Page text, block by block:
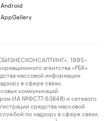
Android
AppGallery
1995–
агентства «РБК»
массовой информации
в сфере связи,
коммуникаций
ИА №ФС77-63848) и сетевого
средства массовой
по надзору в сфере связи,